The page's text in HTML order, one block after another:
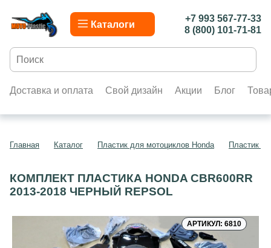
Каталоги
+7 993 567-77-33
8 (800) 101-71-81
Доставка и оплата Свой дизайн Акции Блог
Главная Каталог Пластик для мотоциклов Honda Пластик
КОМПЛЕКТ ПЛАСТИКА HONDA CBR600RR
2013-2018 ЧЕРНЫЙ REPSOL
АРТИКУЛ: 6810